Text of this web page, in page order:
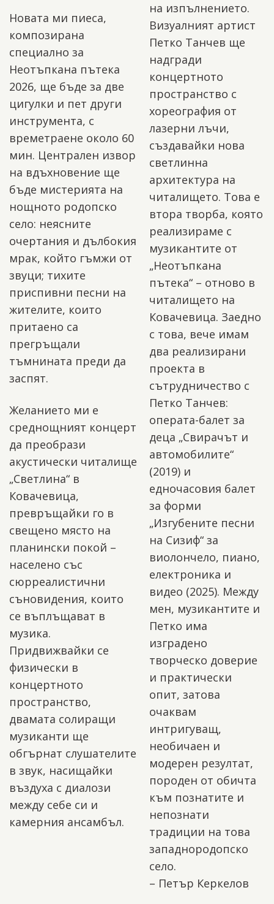
Новата ми пиеса,
композирана
специално за
Неотъпкана пътека
2026, ще бъде за две
цигулки и пет други
инструмента, с
времетраене около 60
мин. Централен извор
на вдъхновение ще
бъде мистерията на
нощното родопско
село: неясните
очертания и дълбокия
мрак, който гъмжи от
звуци; тихите
приспивни песни на
жителите, които
притаено са
прегръщали
тъмнината преди да
заспят.
Желанието ми е
среднощният концерт
да преобрази
акустически читалище
„Светлина“ в
Ковачевица,
превръщайки го в
свещено място на
планински покой –
населено със
сюрреалистични
съновидения, които
се въплъщават в
музика.
Придвижвайки се
физически в
концертното
пространство,
двамата солиращи
музиканти ще
обгърнат слушателите
в звук, насищайки
въздуха с диалози
между себе си и
камерния ансамбъл.
на изпълнението.
Визуалният артист
Петко Танчев ще
надгради
концертното
пространство с
хореография от
лазерни лъчи,
създавайки нова
светлинна
архитектура на
читалището. Това е
втора творба, която
реализираме с
музикантите от
„Неотъпкана
пътека“ – отново в
читалището на
Ковачевица. Заедно
с това, вече имам
два реализирани
проекта в
сътрудничество с
Петко Танчев:
операта-балет за
деца „Свирачът и
автомобилите“
(2019) и
едночасовия балет
за форми
„Изгубените песни
на Сизиф“ за
виолончело, пиано,
електроника и
видео (2025). Между
мен, музикантите и
Петко има
изградено
творческо доверие
и практически
опит, затова
очаквам
интригуващ,
необичаен и
модерен резултат,
породен от обичта
към познатите и
непознати
традиции на това
западнородопско
село.
– Петър Керкелов